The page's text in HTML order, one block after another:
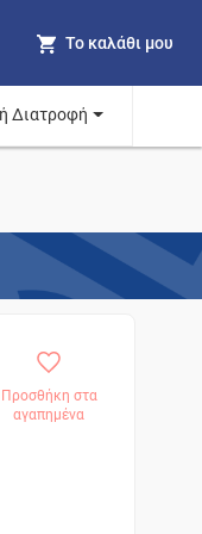
Το καλάθι μου
Διατροφή
Προσθήκη στα
αγαπημένα